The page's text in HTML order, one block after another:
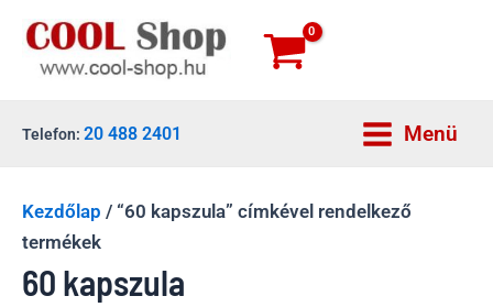
Skip
content
Telefon: 20 488 2401
Main
Menu
Menü
Kezdőlap / “60 kapszula” címkével rendelkező
termékek
60 kapszula